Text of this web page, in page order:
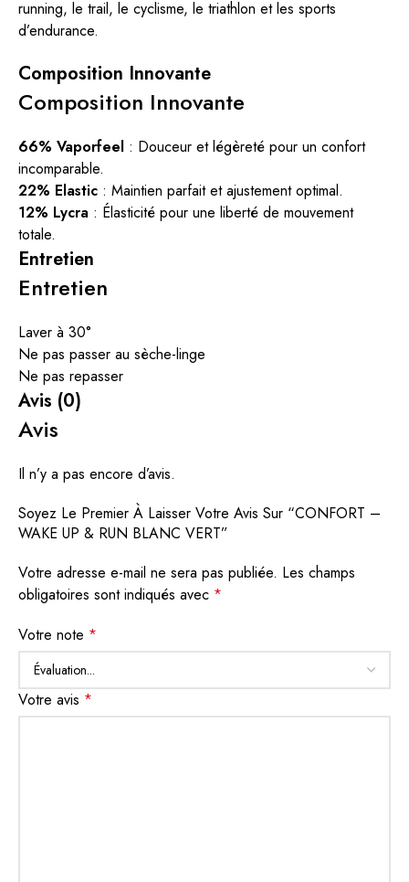
running, le trail, le cyclisme, le triathlon et les sports
d’endurance.
Composition Innovante
Composition Innovante
66% Vaporfeel : Douceur et légèreté pour un confort
incomparable.
22% Elastic : Maintien parfait et ajustement optimal.
12% Lycra : Élasticité pour une liberté de mouvement
totale.
Entretien
Entretien
Laver à 30°
Ne pas passer au sèche-linge
Ne pas repasser
Avis (0)
Avis
Il n’y a pas encore d’avis.
Soyez Le Premier À Laisser Votre Avis Sur “CONFORT –
WAKE UP & RUN BLANC VERT”
Votre adresse e-mail ne sera pas publiée. Les champs
obligatoires sont indiqués avec *
Votre note *
Votre avis *